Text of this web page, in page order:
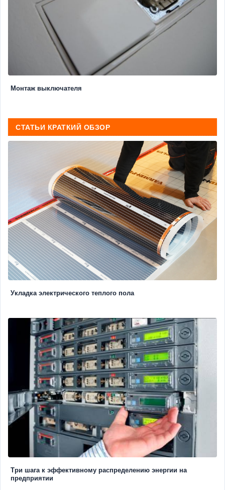
Монтаж выключателя
СТАТЬИ КРАТКИЙ ОБЗОР
Укладка электрического теплого пола
Три шага к эффективному распределению энергии на
предприятии